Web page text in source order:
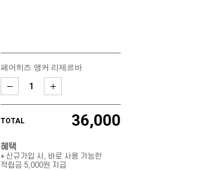
페어히즈 앵커 리제르바
TOTAL 36,000
혜택
* 신규가입 시, 바로 사용 가능한
적립금 5,000원 지급